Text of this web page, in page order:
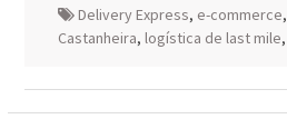
Delivery Express, e-commerce,
Castanheira, logística de last mile,